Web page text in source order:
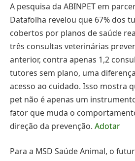
A pesquisa da ABINPET em
Datafolha revelou que 67% dos
cobertos por planos de saúde
três consultas veterinárias
anterior, contra apenas 1,2
tutores sem plano, uma
acesso ao cuidado. Isso mostra
pet não é apenas um
fator que muda o
direção da prevenção. Adotar
Para a MSD Saúde Animal, o